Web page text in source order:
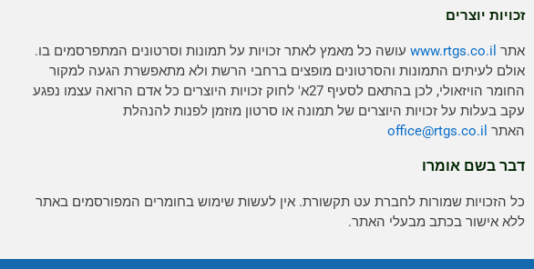
זכויות יוצרים
אתר www.rtgs.co.il עושה כל מאמץ לאתר זכויות על תמונות וסרטונים המתפרסמים בו.
אולם לעיתים התמונות והסרטונים מופצים ברחבי הרשת ולא מתאפשרת הגעה למקור
החומר הויזאולי, לכן בהתאם לסעיף 27א' לחוק זכויות היוצרים כל אדם הרואה עצמו נפגע
עקב בעלות על זכויות היוצרים של תמונה או סרטון מוזמן לפנות להנהלת
האתר
office@rtgs.co.il
דבר בשם אומרו
כל הזכויות שמורות לחברת עט תקשורת. אין לעשות שימוש בחומרים המפורסמים באתר
ללא אישור בכתב מבעלי האתר.